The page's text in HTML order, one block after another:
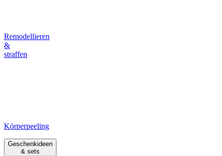
Remodellieren
&
straffen
Körperpeeling
Geschenkideen
& sets